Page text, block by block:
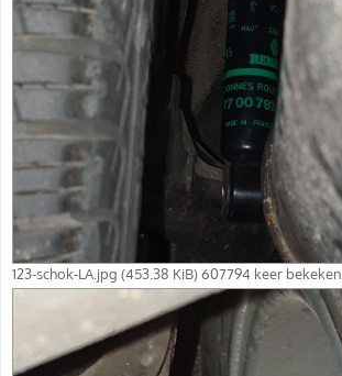
123-schok-LA.jpg (453.38 KiB) 607794 keer bekeken